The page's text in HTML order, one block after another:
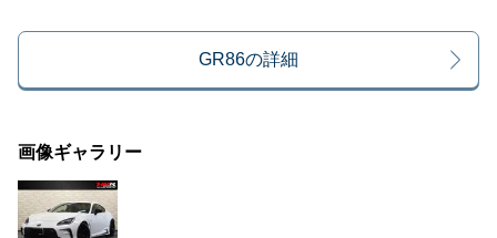
GR86の詳細
画像ギャラリー